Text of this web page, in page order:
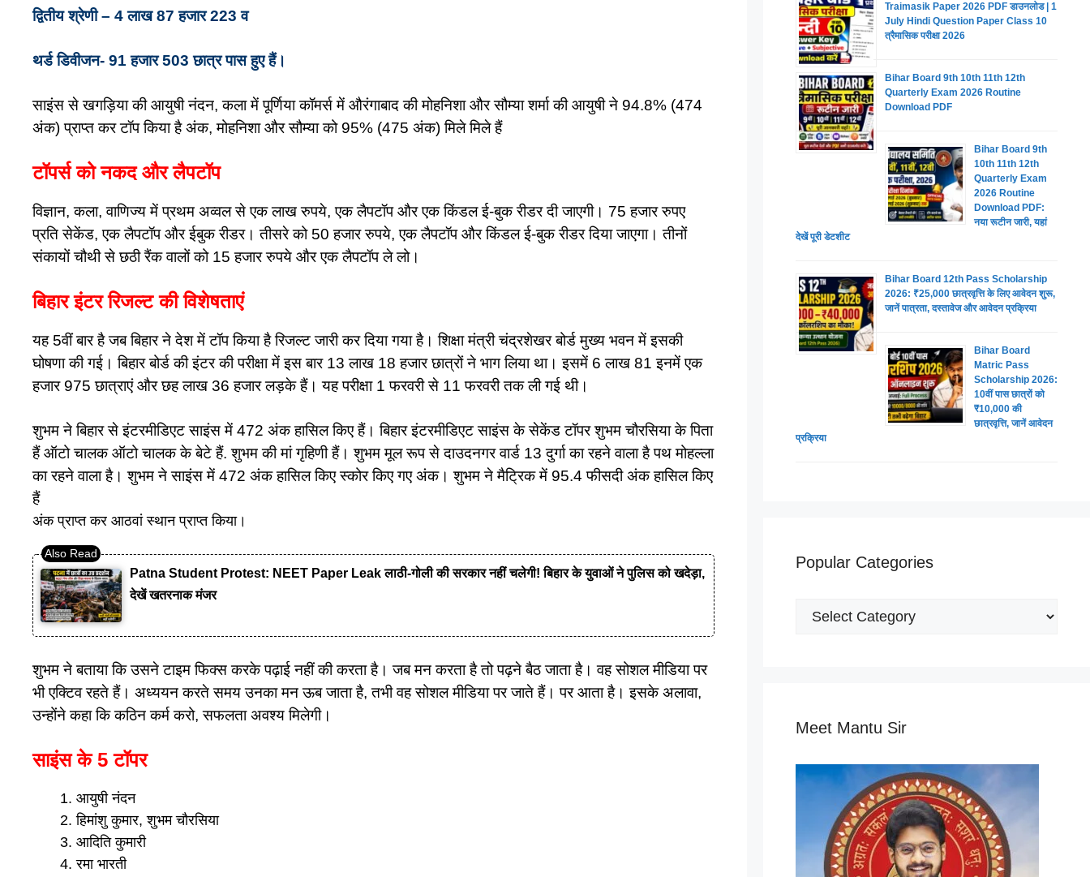
द्वितीय श्रेणी – 4 लाख 87 हजार 223 व
थर्ड डिवीजन- 91 हजार 503 छात्र पास हुए हैं।
साइंस से खगड़िया की आयुषी नंदन, कला में पूर्णिया कॉमर्स में औरंगाबाद की मोहनिशा और सौम्या शर्मा की आयुषी ने 94.8% (474
अंक) प्राप्त कर टॉप किया है अंक, मोहनिशा और सौम्या को 95% (475 अंक) मिले मिले हैं
टॉपर्स को नकद और लैपटॉप
विज्ञान, कला, वाणिज्य में प्रथम अव्वल से एक लाख रुपये, एक लैपटॉप और एक किंडल ई-बुक रीडर दी जाएगी। 75 हजार रुपए
प्रति सेकेंड, एक लैपटॉप और ईबुक रीडर। तीसरे को 50 हजार रुपये, एक लैपटॉप और किंडल ई-बुक रीडर दिया जाएगा। तीनों
संकायों चौथी से छठी रैंक वालों को 15 हजार रुपये और एक लैपटॉप ले लो।
बिहार इंटर रिजल्ट की विशेषताएं
यह 5वीं बार है जब बिहार ने देश में टॉप किया है रिजल्ट जारी कर दिया गया है। शिक्षा मंत्री चंद्रशेखर बोर्ड मुख्य भवन में इसकी
घोषणा की गई। बिहार बोर्ड की इंटर की परीक्षा में इस बार 13 लाख 18 हजार छात्रों ने भाग लिया था। इसमें 6 लाख 81 इनमें एक
हजार 975 छात्राएं और छह लाख 36 हजार लड़के हैं। यह परीक्षा 1 फरवरी से 11 फरवरी तक ली गई थी।
शुभम ने बिहार से इंटरमीडिएट साइंस में 472 अंक हासिल किए हैं। बिहार इंटरमीडिएट साइंस के सेकेंड टॉपर शुभम चौरसिया के पिता
हैं ऑटो चालक ऑटो चालक के बेटे हैं. शुभम की मां गृहिणी हैं। शुभम मूल रूप से दाउदनगर वार्ड 13 दुर्गा का रहने वाला है पथ मोहल्ला
का रहने वाला है। शुभम ने साइंस में 472 अंक हासिल किए स्कोर किए गए अंक। शुभम ने मैट्रिक में 95.4 फीसदी अंक हासिल किए
हैं
अंक प्राप्त कर आठवां स्थान प्राप्त किया।
Patna Student Protest: NEET Paper Leak लाठी-गोली की सरकार नहीं चलेगी! बिहार के युवाओं ने पुलिस को खदेड़ा,
देखें खतरनाक मंजर
शुभम ने बताया कि उसने टाइम फिक्स करके पढ़ाई नहीं की करता है। जब मन करता है तो पढ़ने बैठ जाता है। वह सोशल मीडिया पर
भी एक्टिव रहते हैं। अध्ययन करते समय उनका मन ऊब जाता है, तभी वह सोशल मीडिया पर जाते हैं। पर आता है। इसके अलावा,
उन्होंने कहा कि कठिन कर्म करो, सफलता अवश्य मिलेगी।
साइंस के 5 टॉपर
आयुषी नंदन
हिमांशु कुमार, शुभम चौरसिया
आदिति कुमारी
रमा भारती
Traimasik Paper 2026 PDF डाउनलोड | 1
July Hindi Question Paper Class 10
त्रैमासिक परीक्षा 2026
Bihar Board 9th 10th 11th 12th
Quarterly Exam 2026 Routine
Download PDF
Bihar Board 9th
10th 11th 12th
Quarterly Exam
2026 Routine
Download PDF:
नया रूटीन जारी, यहां
देखें पूरी डेटशीट
Bihar Board 12th Pass Scholarship
2026: ₹25,000 छात्रवृत्ति के लिए आवेदन शुरू,
जानें पात्रता, दस्तावेज और आवेदन प्रक्रिया
Bihar Board
Matric Pass
Scholarship 2026:
10वीं पास छात्रों को
₹10,000 की
छात्रवृत्ति, जानें आवेदन
प्रक्रिया
Popular Categories
Popular
Meet Mantu Sir